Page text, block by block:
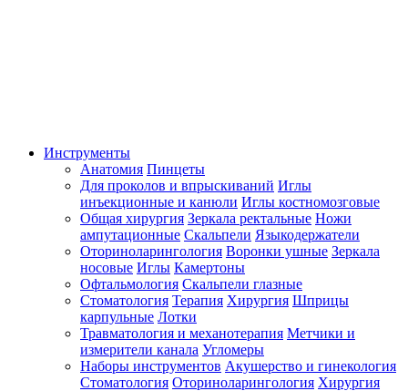
Инструменты
Анатомия Пинцеты
Для проколов и впрыскиваний Иглы
инъекционные и канюли Иглы костномозговые
Общая хирургия Зеркала ректальные Ножи
ампутационные Скальпели Языкодержатели
Оториноларингология Воронки ушные Зеркала
носовые Иглы Камертоны
Офтальмология Скальпели глазные
Стоматология Терапия Хирургия Шприцы
карпульные Лотки
Травматология и механотерапия Метчики и
измерители канала Угломеры
Наборы инструментов Акушерство и гинекология
Стоматология Оториноларингология Хирургия